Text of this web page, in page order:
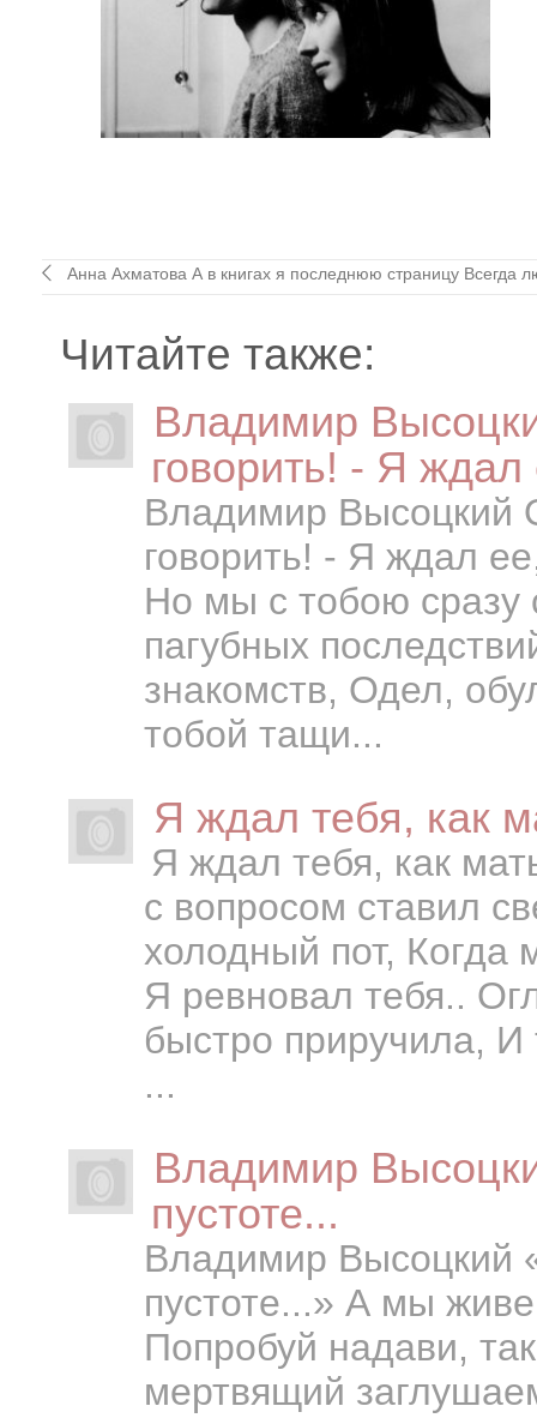
Анна Ахматова А в книгах я последнюю страницу Всегда
Читайте также:
Владимир
говорить! - Я ждал
Владимир Высоцкий
говорить! - Я ждал
Но мы с тобою сразу
пагубных
знакомств, Одел,
тобой тащи...
Я ждал тебя, как
Я ждал тебя, как
с вопросом ставил
холодный пот, Когда
Я ревновал тебя..
быстро приручила, И
...
Владимир
пустоте...
Владимир Высоцкий
пустоте...» А мы
Попробуй надави,
мертвящий